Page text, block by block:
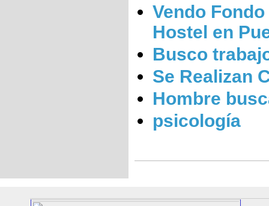
Vendo
Hostel en
Busco
Se Realizan
Hombre
psicología